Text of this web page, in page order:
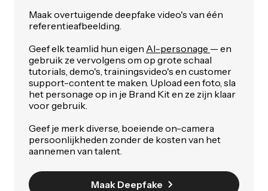
Maak overtuigende deepfake video's van één
referentieafbeelding.
Geef elk teamlid hun eigen AI-personage — en
gebruik ze vervolgens om op grote schaal
tutorials, demo's, trainingsvideo's en customer
support-content te maken. Upload een foto, sla
het personage op in je Brand Kit en ze zijn klaar
voor gebruik.
Geef je merk diverse, boeiende on-camera
persoonlijkheden zonder de kosten van het
aannemen van talent.
Maak Deepfake